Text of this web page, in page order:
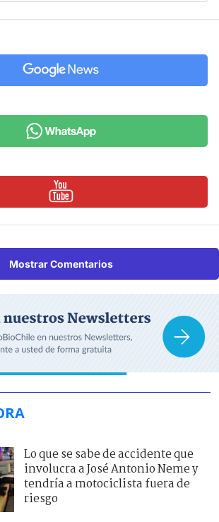
Mostrar Comentarios
Lo que se sabe de accidente que
involucra a José Antonio Neme y
tendría a motociclista fuera de
riesgo